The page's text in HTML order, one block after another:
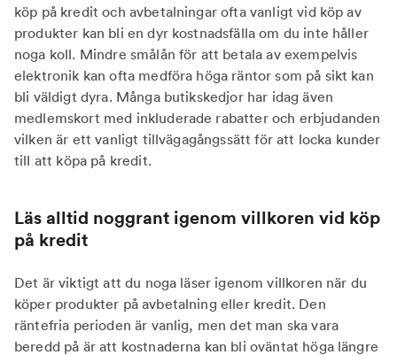
köp på kredit och avbetalningar ofta vanligt vid köp av
produkter kan bli en dyr kostnadsfälla om du inte håller
noga koll. Mindre smålån för att betala av exempelvis
elektronik kan ofta medföra höga räntor som på sikt kan
bli väldigt dyra. Många butikskedjor har idag även
medlemskort med inkluderade rabatter och erbjudanden
vilken är ett vanligt tillvägagångssätt för att locka kunder
till att köpa på kredit.
Läs alltid noggrant igenom villkoren vid köp
på kredit
Det är viktigt att du noga läser igenom villkoren när du
köper produkter på avbetalning eller kredit. Den
räntefria perioden är vanlig, men det man ska vara
beredd på är att kostnaderna kan bli oväntat höga längre